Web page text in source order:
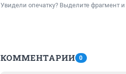
Увидели опечатку? Выделите фрагмент
КОММЕНТАРИИ 0